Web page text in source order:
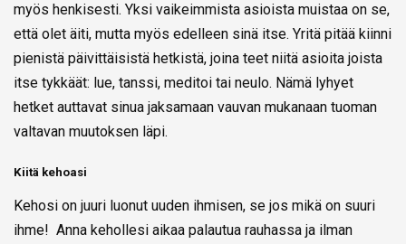
myös henkisesti. Yksi vaikeimmista asioista muistaa on se,
että olet äiti, mutta myös edelleen sinä itse. Yritä pitää kiinni
pienistä päivittäisistä hetkistä, joina teet niitä asioita joista
itse tykkäät: lue, tanssi, meditoi tai neulo. Nämä lyhyet
hetket auttavat sinua jaksamaan vauvan mukanaan tuoman
valtavan muutoksen läpi.
Kiitä kehoasi
Kehosi on juuri luonut uuden ihmisen, se jos mikä on suuri
ihme! Anna kehollesi aikaa palautua rauhassa ja ilman